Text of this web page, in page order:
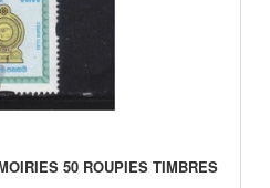
50 ROUPIES TIMBRES